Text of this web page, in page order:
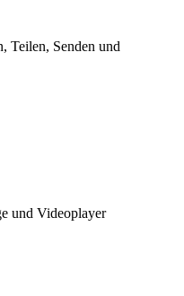
Teilen, Senden und
und Videoplayer